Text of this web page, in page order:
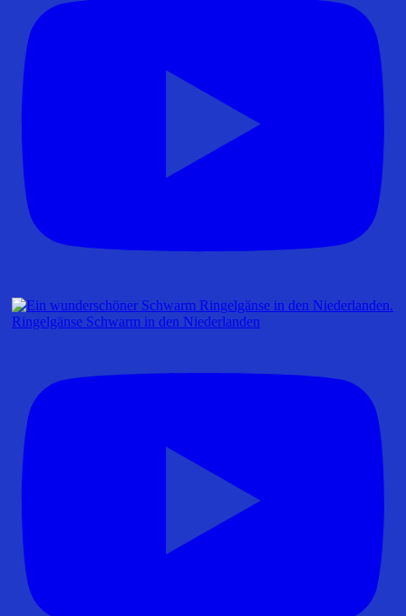
Ringelgänse Schwarm in den Niederlanden